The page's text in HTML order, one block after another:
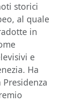
storici
al quale
in
e
Ha